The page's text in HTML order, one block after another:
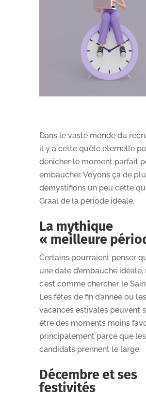
Dans le vaste monde du
il y a cette quête éternelle
dénicher le moment parfait
embaucher. Voyons ça de
démystifions un peu cette
Graal de la période idéale.
La mythique
« meilleure
Certains pourraient penser
une date d’embauche idéale,
c’est comme chercher le
Les fêtes de fin d’année ou les
vacances estivales peuvent
être des moments moins
principalement parce que les
candidats prennent le large.
Décembre et ses
festivités